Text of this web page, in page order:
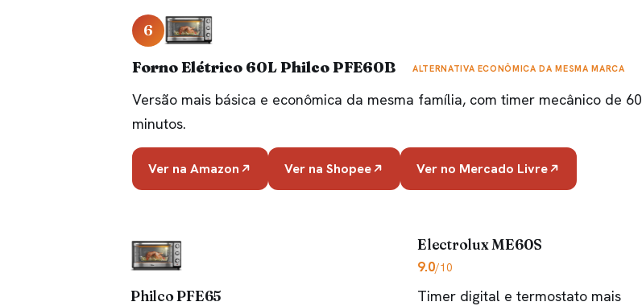
6
Forno Elétrico 60L Philco PFE60B
ALTERNATIVA ECONÔMICA DA MESMA MARCA
Versão mais básica e econômica da mesma família, com timer mecânico de 60
minutos.
Ver na Amazon Ver na Shopee Ver no Mercado Livre
Philco PFE65
Electrolux ME60S
9.0/10
Timer digital e termostato mais